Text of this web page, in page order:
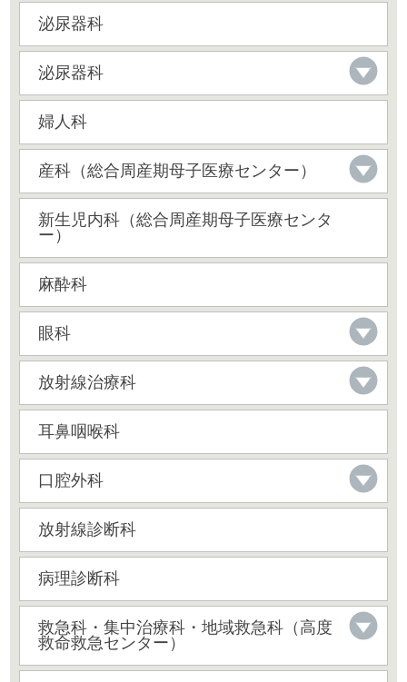
泌尿器科
泌尿器科
婦人科
産科（総合周産期母子医療センター）
新生児内科（総合周産期母子医療センタ
ー）
麻酔科
眼科
放射線治療科
耳鼻咽喉科
口腔外科
放射線診断科
病理診断科
救急科・集中治療科・地域救急科（高度
救命救急センター）